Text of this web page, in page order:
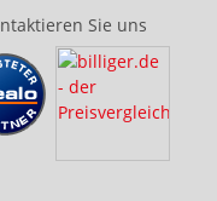
Sie uns